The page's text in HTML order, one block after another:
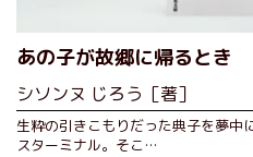
あの子が故郷に帰るとき
シソンヌ じろう［著］
生粋の引きこもりだった典子を夢中
スターミナル。そこ…